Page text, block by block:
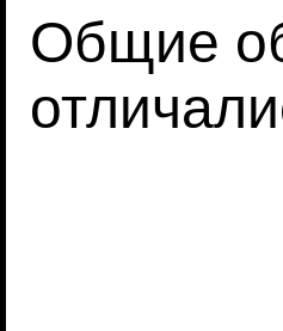
Общие